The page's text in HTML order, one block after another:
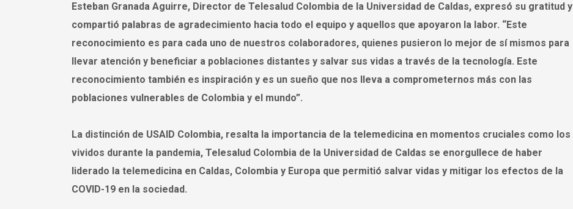
Esteban Granada Aguirre, Director de Telesalud Colombia de la Universidad de Caldas, expresó su gratitud y
compartió palabras de agradecimiento hacia todo el equipo y aquellos que apoyaron la labor. “Este
reconocimiento es para cada uno de nuestros colaboradores, quienes pusieron lo mejor de sí mismos para
llevar atención y beneficiar a poblaciones distantes y salvar sus vidas a través de la tecnología. Este
reconocimiento también es inspiración y es un sueño que nos lleva a comprometernos más con las
poblaciones vulnerables de Colombia y el mundo”.
La distinción de USAID Colombia, resalta la importancia de la telemedicina en momentos cruciales como los
vividos durante la pandemia, Telesalud Colombia de la Universidad de Caldas se enorgullece de haber
liderado la telemedicina en Caldas, Colombia y Europa que permitió salvar vidas y mitigar los efectos de la
COVID-19 en la sociedad.